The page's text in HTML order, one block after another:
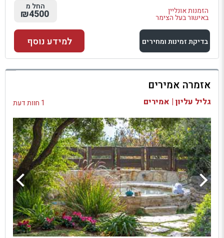
הזמנות אונליין
באישור בעל הצימר
החל מ
₪4500
בדיקת זמינות ומחירים
למתחם זה
בדיקת זמינות ומחירים
למידע נוסף
אזמרה אמירים
גליל עליון | אמירים 1 חוות דעת